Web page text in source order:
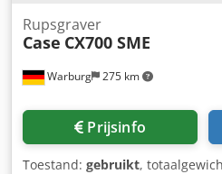
Warburg 275 km
Rupsgraver
Case CX700 SME
Prijsinfo
Toestand: gebruikt,